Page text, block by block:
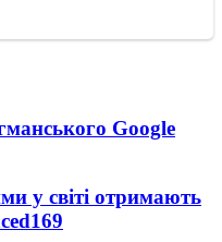
Google
у світі отримають
169